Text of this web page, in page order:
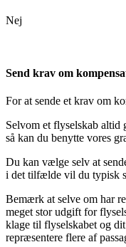
Nej
Send krav om
For at sende et krav om
Selvom et flyselskab
så kan du benytte vores
Du kan vælge selv at
i det tilfælde vil du typisk
Bemærk at selve om har
meget stor udgift for
klage til flyselskabet og
repræsentere flere af